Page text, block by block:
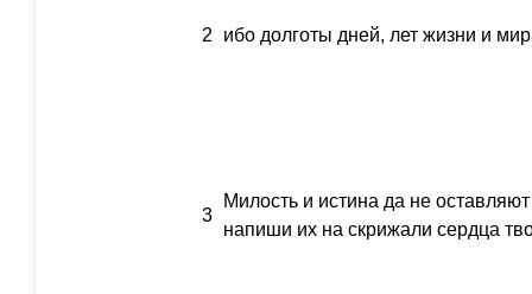
2 ибо долготы дней, лет жизни и
3
Милость и истина да не
напиши их на скрижали сердца